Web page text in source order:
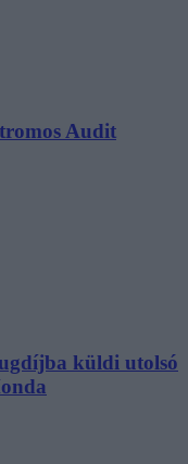
Audit
küldi utolsó